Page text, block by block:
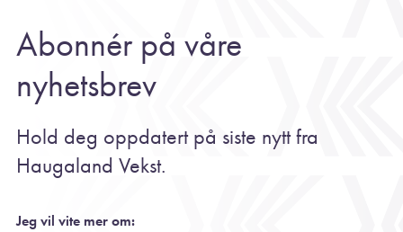
Abonnér på våre
nyhetsbrev
Hold deg oppdatert på siste nytt fra
Haugaland Vekst.
Jeg vil vite mer om: